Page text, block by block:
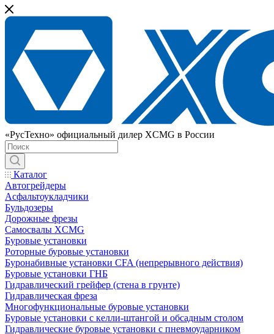
«РусТехно» официальный дилер XCMG в России
Каталог
Автогрейдеры
Асфальтоукладчики
Бульдозеры
Дорожные фрезы
Самосвалы XCMG
Буровые установки
Роторные буровые установки
Буронабивные установки CFA (непрерывного действия)
Буровые установки ГНБ
Гидравлический грейфер (стена в грунте)
Гидравлическая фреза
Многофункциональные буровые установки
Буровые установки с келли-штангой и обсадным столом
Гидравлические буровые установки с пневмоударником